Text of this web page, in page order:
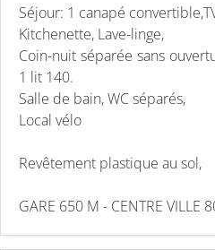
Séjour: 1 canapé
Kitchenette, Lave-linge,
Coin-nuit séparée sans
1 lit 140.
Salle de bain, WC séparés,
Local vélo
Revêtement plastique au sol,
GARE 650 M - CENTRE VILLE